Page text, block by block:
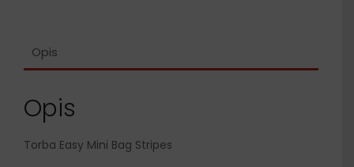
Opis
Opis
Torba Easy Mini Bag Stripes